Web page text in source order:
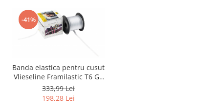
Camera copilului
Hrana bebelusi
Maternitate
Accesorii animale de companie
-41%
Banda elastica pentru cusut
Vlieseline Framilastic T6 GP
6mm x 150m 100%
poliuretan transparent -
RESIGILAT
333,99 Lei
198,28 Lei